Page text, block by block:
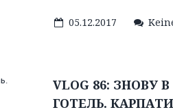
05.12.2017
VLOG 86: ЗНОВУ
ГОТЕЛЬ.